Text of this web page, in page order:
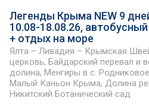
Легенды Крыма NEW 9
10.08-18.08.26,
+ отдых на море
Ялта – Ливадия – Крымская
церковь, Байдарский перевал и
долина, Менгиры в с.
Малый Каньон Крыма, Долина
Никитский Ботанический сад